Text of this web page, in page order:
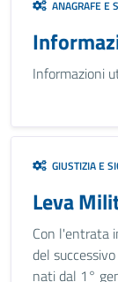
ANAGRAFE E
Informazioni
GIUSTIZIA E
Leva
Con l'entrata
del
nati dal 1°